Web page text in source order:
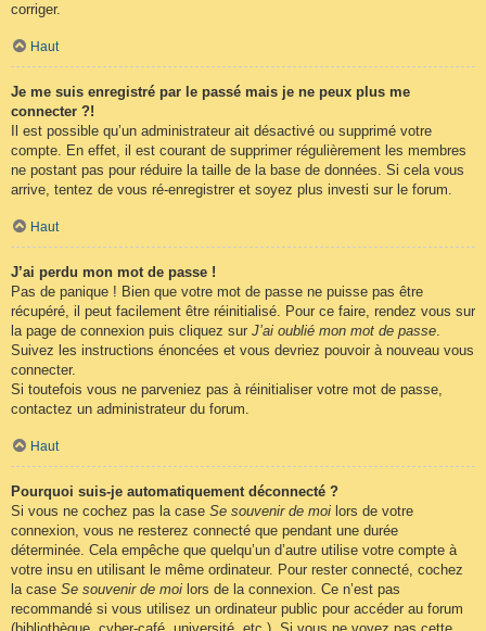
corriger.
Haut
Je me suis enregistré par le passé mais je ne peux plus me
connecter ?!
Il est possible qu’un administrateur ait désactivé ou supprimé votre
compte. En effet, il est courant de supprimer régulièrement les membres
ne postant pas pour réduire la taille de la base de données. Si cela vous
arrive, tentez de vous ré-enregistrer et soyez plus investi sur le forum.
Haut
J’ai perdu mon mot de passe !
Pas de panique ! Bien que votre mot de passe ne puisse pas être
récupéré, il peut facilement être réinitialisé. Pour ce faire, rendez vous sur
la page de connexion puis cliquez sur J’ai oublié mon mot de passe.
Suivez les instructions énoncées et vous devriez pouvoir à nouveau vous
connecter.
Si toutefois vous ne parveniez pas à réinitialiser votre mot de passe,
contactez un administrateur du forum.
Haut
Pourquoi suis-je automatiquement déconnecté ?
Si vous ne cochez pas la case Se souvenir de moi lors de votre
connexion, vous ne resterez connecté que pendant une durée
déterminée. Cela empêche que quelqu’un d’autre utilise votre compte à
votre insu en utilisant le même ordinateur. Pour rester connecté, cochez
la case Se souvenir de moi lors de la connexion. Ce n’est pas
recommandé si vous utilisez un ordinateur public pour accéder au forum